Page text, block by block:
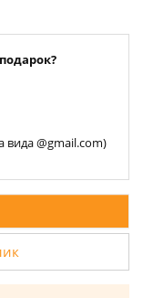
вида @gmail.com)